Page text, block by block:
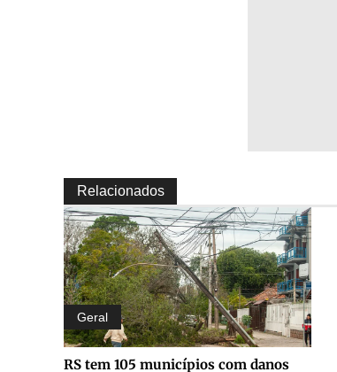
Relacionados
Geral
RS tem 105 municípios com danos